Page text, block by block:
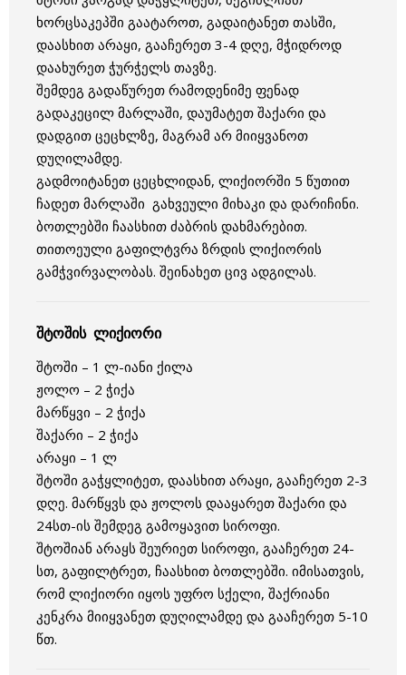
ხორცსაკეპში გაატაროთ, გადაიტანეთ თასში,
დაასხით არაყი, გააჩერეთ 3-4 დღე, მჭიდროდ
დაახურეთ ჭურჭელს თავზე.
შემდეგ გადაწურეთ რამოდენიმე ფენად
გადაკეცილ მარლაში, დაუმატეთ შაქარი და
დადგით ცეცხლზე, მაგრამ არ მიიყვანოთ
დუღილამდე.
გადმოიტანეთ ცეცხლიდან, ლიქიორში 5 წუთით
ჩადეთ მარლაში გახვეული მიხაკი და დარიჩინი.
ბოთლებში ჩაასხით ძაბრის დახმარებით.
თითოეული გაფილტვრა ზრდის ლიქიორის
გამჭვირვალობას. შეინახეთ ცივ ადგილას.
შტოშის ლიქიორი
შტოში – 1 ლ-იანი ქილა
ჟოლო – 2 ჭიქა
მარწყვი – 2 ჭიქა
შაქარი – 2 ჭიქა
არაყი – 1 ლ
შტოში გაჭყლიტეთ, დაასხით არაყი, გააჩერეთ 2-3
დღე. მარწყვს და ჟოლოს დააყარეთ შაქარი და
24სთ-ის შემდეგ გამოყავით სიროფი.
შტოშიან არაყს შეურიეთ სიროფი, გააჩერეთ 24-
სთ, გაფილტრეთ, ჩაასხით ბოთლებში. იმისათვის,
რომ ლიქიორი იყოს უფრო სქელი, შაქრიანი
კენკრა მიიყვანეთ დუღილამდე და გააჩერეთ 5-10
წთ.